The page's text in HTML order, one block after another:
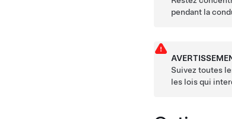
pendant la
Suivez toutes
les lois qui